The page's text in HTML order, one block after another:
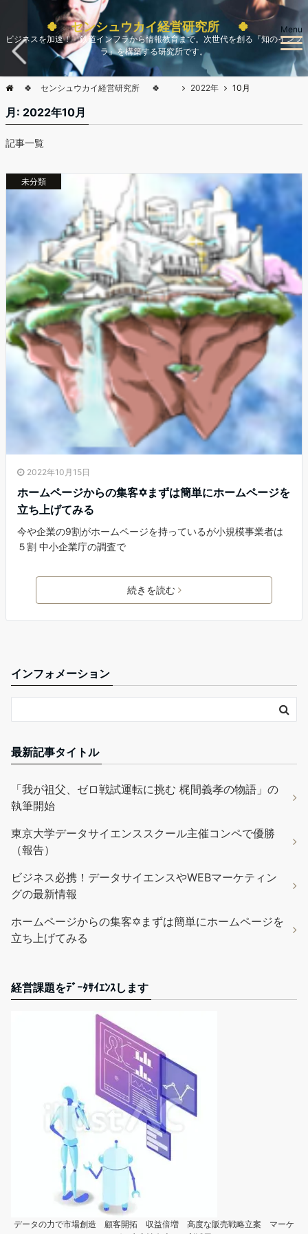
🍀 センシュウカイ経営研究所 🍀
ビジネスを加速！ 鉄道インフラから情報教育まで。次世代を創る『知のインフ
ラ』を構築する研究所です。
Menu
🍀 センシュウカイ経営研究所 🍀 2022年 10月
月: 2022年10月
記事一覧
未分類
2022年10月15日
ホームページからの集客✡まずは簡単にホームページを
立ち上げてみる
今や企業の9割がホームページを持っているが小規模事業者は
５割 中小企業庁の調査で
続きを読む
インフォメーション
最新記事タイトル
「我が祖父、ゼロ戦試運転に挑む 梶間義孝の物語」の
執筆開始
東京大学データサイエンススクール主催コンペで優勝
（報告）
ビジネス必携！データサイエンスやWEBマーケティン
グの最新情報
ホームページからの集客✡まずは簡単にホームページを
立ち上げてみる
経営課題をﾃﾞｰﾀｻｲｴﾝｽします
データの力で市場創造 顧客開拓 収益倍増 高度な販売戦略立案 マーケ